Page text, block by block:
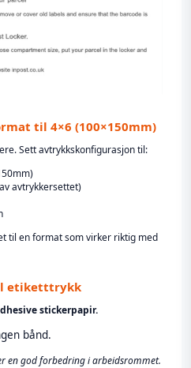
til 4×6 (100×150mm)
Sett avtrykkskonfigurasjon til:
avtrykkersettet)
til en format som virker riktig med
etiketttrykk
stickerpapir.
bånd.
en god forbedring i arbeidsrommet.